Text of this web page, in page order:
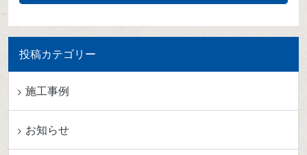
投稿カテゴリー
施工事例
お知らせ